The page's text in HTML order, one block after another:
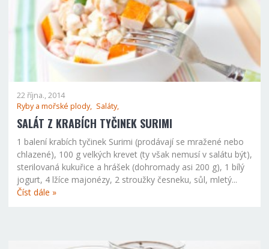
22 října., 2014
Ryby a mořské plody, Saláty,
SALÁT Z KRABÍCH TYČINEK SURIMI
1 balení krabích tyčinek Surimi (prodávají se mražené nebo
chlazené), 100 g velkých krevet (ty však nemusí v salátu být),
sterilovaná kukuřice a hrášek (dohromady asi 200 g), 1 bílý
jogurt, 4 lžíce majonézy, 2 stroužky česneku, sůl, mletý...
Číst dále »